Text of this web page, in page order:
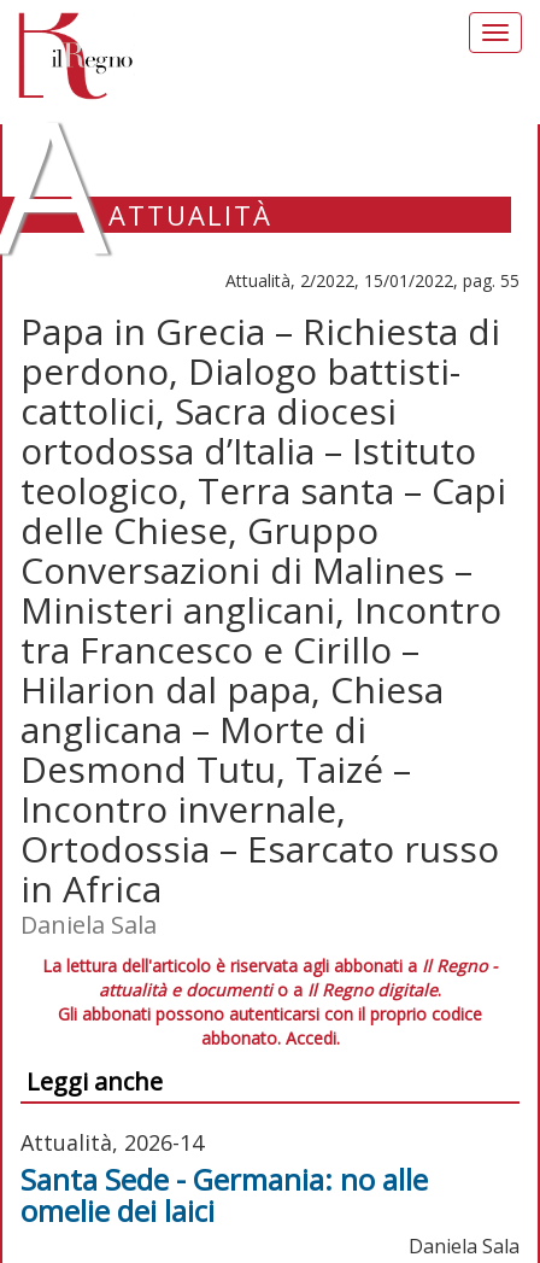
ATTUALITÀ
Attualità, 2/2022, 15/01/2022, pag. 55
Papa in Grecia – Richiesta di
perdono, Dialogo battisti-
cattolici, Sacra diocesi
ortodossa d’Italia – Istituto
teologico, Terra santa – Capi
delle Chiese, Gruppo
Conversazioni di Malines –
Ministeri anglicani, Incontro
tra Francesco e Cirillo –
Hilarion dal papa, Chiesa
anglicana – Morte di
Desmond Tutu, Taizé –
Incontro invernale,
Ortodossia – Esarcato russo
in Africa
Daniela Sala
La lettura dell'articolo è riservata agli abbonati a Il Regno -
attualità e documentio a Il Regno digitale.
Gli abbonati possono autenticarsi con il proprio codice
abbonato. Accedi.
Leggi anche
Attualità, 2026-14
Santa Sede - Germania: no alle
omelie dei laici
Daniela Sala